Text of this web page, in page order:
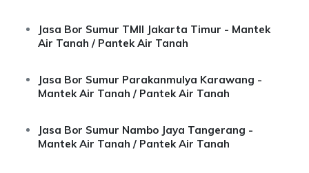
Jasa Bor Sumur TMII Jakarta Timur - Mantek
Air Tanah / Pantek Air Tanah
Jasa Bor Sumur Parakanmulya Karawang -
Mantek Air Tanah / Pantek Air Tanah
Jasa Bor Sumur Nambo Jaya Tangerang -
Mantek Air Tanah / Pantek Air Tanah